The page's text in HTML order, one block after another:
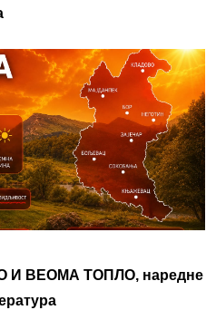
ВЕОМА ТОПЛО, наредне